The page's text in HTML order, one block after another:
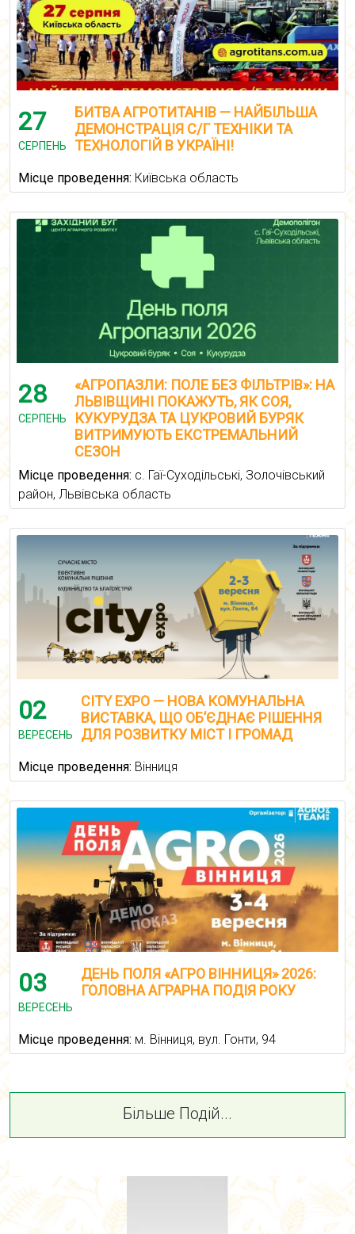
27
СЕРПЕНЬ
БИТВА АГРОТИТАНІВ — НАЙБІЛЬША
ДЕМОНСТРАЦІЯ С/Г ТЕХНІКИ ТА
ТЕХНОЛОГІЙ В УКРАЇНІ!
Місце проведення: Київська область
28
СЕРПЕНЬ
«АГРОПАЗЛИ: ПОЛЕ БЕЗ ФІЛЬТРІВ»: НА
ЛЬВІВЩИНІ ПОКАЖУТЬ, ЯК СОЯ,
КУКУРУДЗА ТА ЦУКРОВИЙ БУРЯК
ВИТРИМУЮТЬ ЕКСТРЕМАЛЬНИЙ
СЕЗОН
Місце проведення: с. Гаї-Суходільські, Золочівський
район, Львівська область
02
ВЕРЕСЕНЬ
CITY EXPO — НОВА КОМУНАЛЬНА
ВИСТАВКА, ЩО ОБ’ЄДНАЄ РІШЕННЯ
ДЛЯ РОЗВИТКУ МІСТ І ГРОМАД
Місце проведення: Вінниця
03
ВЕРЕСЕНЬ
ДЕНЬ ПОЛЯ «АГРО ВІННИЦЯ» 2026:
ГОЛОВНА АГРАРНА ПОДІЯ РОКУ
Місце проведення: м. Вінниця, вул. Гонти, 94
Більше Подій...